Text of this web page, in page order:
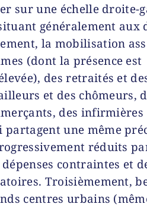
sur une échelle droite-
généralement aux
la mobilisation
(dont la présence est
des retraités et
et des chômeurs,
des infirmières
partagent une même
réduits
contraintes et
Troisièmement,
centres urbains